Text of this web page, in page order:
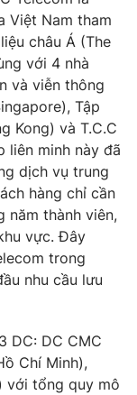
bằng AI
Việt Nam tham
châu Á (The
với 4 nhà
và viễn thông
Tập
Kong) và T.C.C
liên minh này đã
dịch vụ trung
hàng chỉ cần
năm thành viên,
vực. Đây
trong
nhu cầu lưu
DC: DC CMC
Chí Minh),
với tổng quy mô